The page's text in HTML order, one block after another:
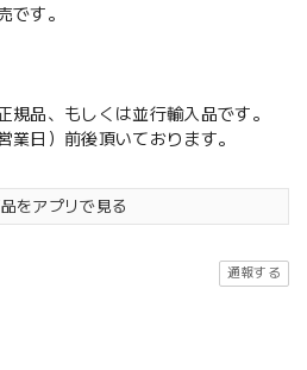
です。
規品、もしくは並行輸入品です。
業日）前後頂いております。
をアプリで見る
通報する